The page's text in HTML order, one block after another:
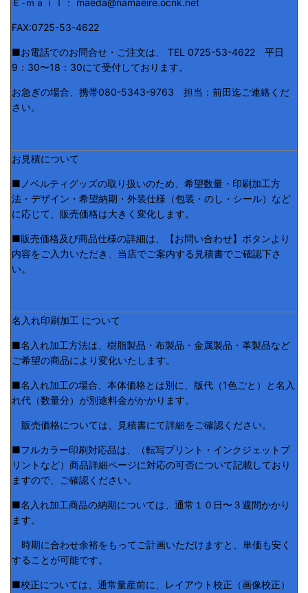
Ｅ-ｍａｉｌ： maeda@namaeire.ocnk.net
FAX:0725-53-4622
■お電話でのお問合せ・ご注文は、 TEL 0725-53-4622 平日
9：30〜18：30にて受付しております。
お急ぎの場合、携帯080-5343-9763 担当：前田迄ご連絡くだ
さい。
お見積について
■ノベルティグッズの取り扱いのため、希望数量・印刷加工方
法・デザイン・希望納期・外装仕様（包装・のし・シール）など
に応じて、販売価格は大きく変化します。
■販売価格及び商品仕様の詳細は、【お問い合わせ】ボタンより
内容をご入力いただき、当店でご案内する見積書でご確認下さ
い。
名入れ印刷加工 について
■名入れ加工方法は、樹脂製品・布製品・金属製品・革製品など
ご希望の商品により変化いたします。
■名入れ加工の場合、本体価格とは別に、版代（1色ごと）と名入
れ代（数量分）が別途料金がかかります。
販売価格については、見積書にて詳細をご確認ください。
■フルカラー印刷対応品は、（転写プリント・インクジェットプ
リントなど）商品詳細ページに対応の可否について記載しており
ますので、ご確認ください。
■名入れ加工商品の納期については、通常１０日〜３週間かかり
ます。
時期に合わせ余裕をもってご計画いただけますと、単価も安く
することが可能です。
■校正については、通常量産前に、レイアウト校正（画像校正）